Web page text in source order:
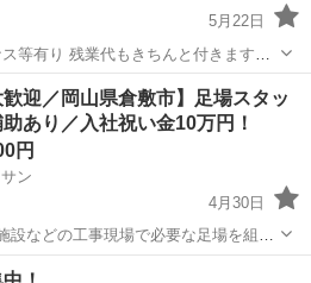
5月22日
等有り 残業代もきちんと付きます。
く事もできます。 辞める場合もトラ
休みについてもスケジュールに合わ
鳶職 足場
歓迎／岡山県倉敷市】足場スタッ
あり／入社祝い金10万円！
円
ン
4月30日
設などの工事現場で必要な足場を組
慣れれば簡単！高所の作業は２m～3
足場